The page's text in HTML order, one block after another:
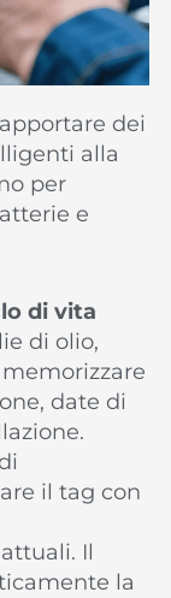
dei
alla
per
e
di vita
di olio,
date di
il tag con
Il
la